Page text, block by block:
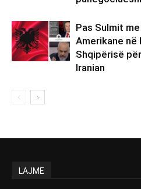
Pas Sulmit
Amerikane në
Shqipërisë
Iranian
LAJME